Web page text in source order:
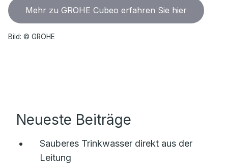
Mehr zu GROHE Cubeo erfahren Sie hier
Bild: © GROHE
Neueste Beiträge
Sauberes Trinkwasser direkt aus der
Leitung